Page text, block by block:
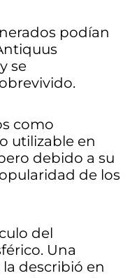
podían
se
como
utilizable en
debido a su
de los
del
Una
describió en